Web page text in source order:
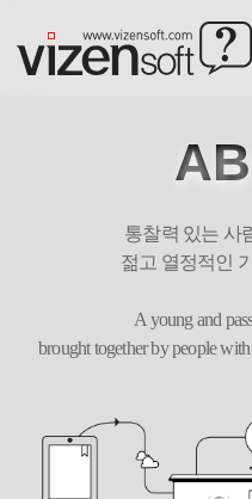
AB
통찰력 있는 사
젊고 열정적인
A young and
brought together by people